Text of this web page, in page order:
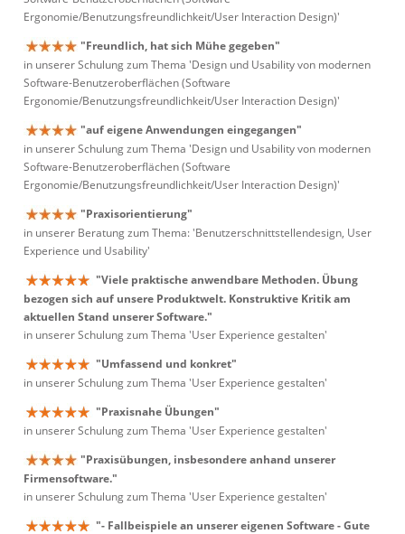
Ergonomie/Benutzungsfreundlichkeit/User Interaction Design)'
"Freundlich, hat sich Mühe gegeben"
in unserer Schulung zum Thema 'Design und Usability von modernen
Software-Benutzeroberflächen (Software
Ergonomie/Benutzungsfreundlichkeit/User Interaction Design)'
"auf eigene Anwendungen eingegangen"
in unserer Schulung zum Thema 'Design und Usability von modernen
Software-Benutzeroberflächen (Software
Ergonomie/Benutzungsfreundlichkeit/User Interaction Design)'
"Praxisorientierung"
in unserer Beratung zum Thema: 'Benutzerschnittstellendesign, User
Experience und Usability'
"Viele praktische anwendbare Methoden. Übung
bezogen sich auf unsere Produktwelt. Konstruktive Kritik am
aktuellen Stand unserer Software."
in unserer Schulung zum Thema 'User Experience gestalten'
"Umfassend und konkret"
in unserer Schulung zum Thema 'User Experience gestalten'
"Praxisnahe Übungen"
in unserer Schulung zum Thema 'User Experience gestalten'
"Praxisübungen, insbesondere anhand unserer
Firmensoftware."
in unserer Schulung zum Thema 'User Experience gestalten'
"- Fallbeispiele an unserer eigenen Software - Gute